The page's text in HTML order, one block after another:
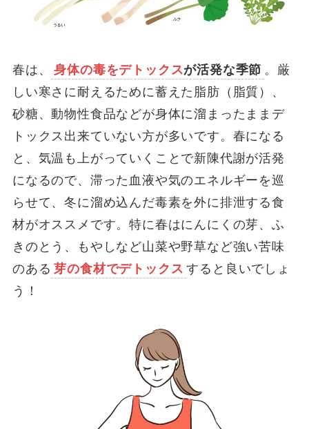
春は、 身体の毒をデトックスが活発な季節 。厳
しい寒さに耐えるために蓄えた脂肪（脂質）、
砂糖、動物性食品などが身体に溜まったままデ
トックス出来ていない方が多いです。春になる
と、気温も上がっていくことで新陳代謝が活発
になるので、滞った血液や気のエネルギーを巡
らせて、冬に溜め込んだ毒素を外に排泄する食
材がオススメです。特に春はにんにくの芽、ふ
きのとう、もやしなど山菜や野草など強い苦味
のある 芽の食材でデトックス すると良いでしょ
う！